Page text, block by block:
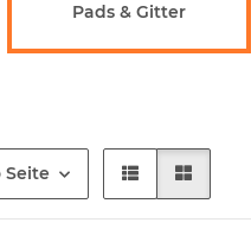
Pads & Gitter